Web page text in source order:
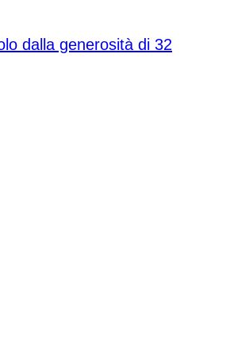
dalla generosità di 32